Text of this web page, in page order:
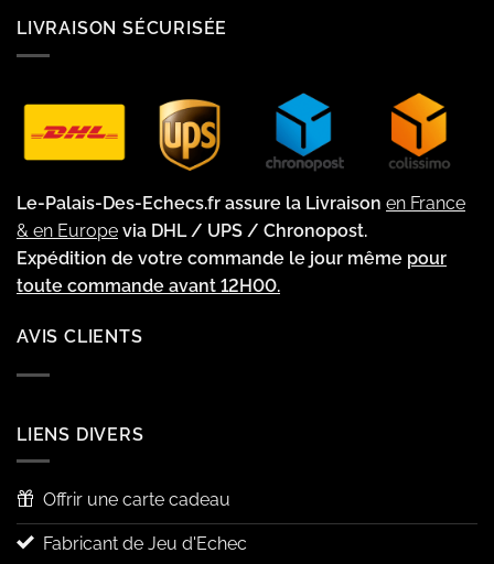
LIVRAISON SÉCURISÉE
Le-Palais-Des-Echecs.fr assure la Livraison en France
& en Europe via DHL / UPS / Chronopost.
Expédition de votre commande le jour même pour
toute commande avant 12H00.
AVIS CLIENTS
LIENS DIVERS
Offrir une carte cadeau
Fabricant de Jeu d'Echec